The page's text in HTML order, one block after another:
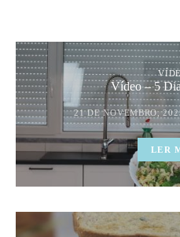
Vídeo – 5
21 DE NOVEMBRO,
LER